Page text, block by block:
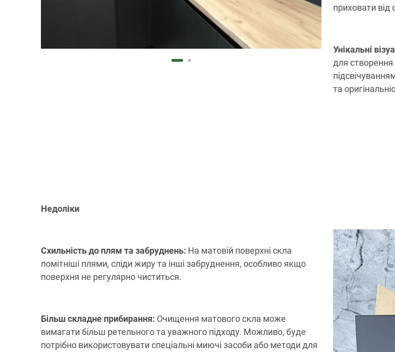
приховати від
Унікальні
для створення
та
Недоліки
Схильність до плям та забруднень: На матовій поверхні скла
помітніші плями, сліди жиру та інші забруднення, особливо якщо
поверхня не регулярно чиститься.
Більш складне прибирання: Очищення матового скла може
вимагати більш ретельного та уважного підходу. Можливо, буде
потрібно використовувати спеціальні миючі засоби або методи для